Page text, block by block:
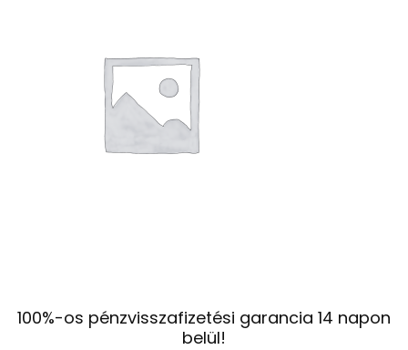
100%-os pénzvisszafizetési garancia 14 napon
belül!